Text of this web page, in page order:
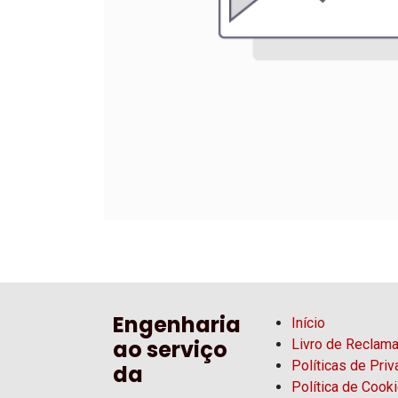
Engenharia
ao serviço
da
Início
Livro de
Políticas de
Política de